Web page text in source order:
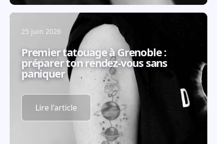
25 juin 2026
Premier tatouage à Grenoble :
préparer ton rendez-vous sans
paniquer
Lire l'article